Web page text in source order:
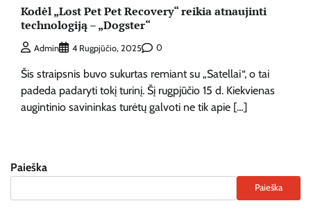
Kodėl „Lost Pet Pet Recovery“ reikia atnaujinti
technologiją – „Dogster“
Admin 4 Rugpjūčio, 2025 0
Šis straipsnis buvo sukurtas remiant su „Satellai“, o tai
padeda padaryti tokį turinį. Šį rugpjūčio 15 d. Kiekvienas
augintinio savininkas turėtų galvoti ne tik apie […]
Paieška
Paieška